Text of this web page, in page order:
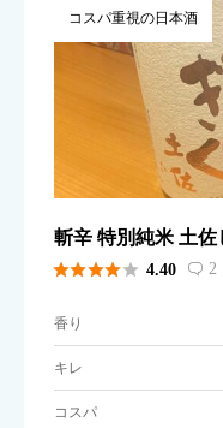
コスパ重視の日本酒
斬辛 特別純米 土佐
 4.40  2
香り
キレ
コスパ